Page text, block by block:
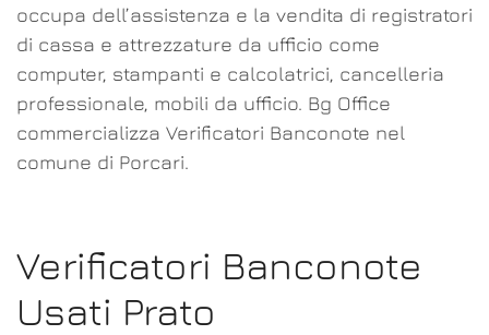
occupa dell’assistenza e la vendita di registratori
di cassa e attrezzature da ufficio come
computer, stampanti e calcolatrici, cancelleria
professionale, mobili da ufficio. Bg Office
commercializza Verificatori Banconote nel
comune di Porcari.
Verificatori Banconote
Usati Prato